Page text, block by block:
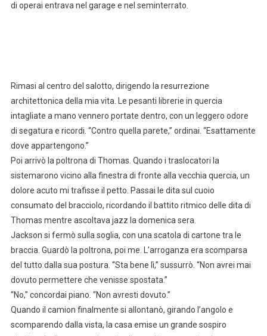
di operai entrava nel garage e nel seminterrato.
Rimasi al centro del salotto, dirigendo la resurrezione
architettonica della mia vita. Le pesanti librerie in quercia
intagliate a mano vennero portate dentro, con un leggero odore
di segatura e ricordi. “Contro quella parete,” ordinai. “Esattamente
dove appartengono.”
Poi arrivò la poltrona di Thomas. Quando i traslocatori la
sistemarono vicino alla finestra di fronte alla vecchia quercia, un
dolore acuto mi trafisse il petto. Passai le dita sul cuoio
consumato del bracciolo, ricordando il battito ritmico delle dita di
Thomas mentre ascoltava jazz la domenica sera.
Jackson si fermò sulla soglia, con una scatola di cartone tra le
braccia. Guardò la poltrona, poi me. L’arroganza era scomparsa
del tutto dalla sua postura. “Sta bene lì,” sussurrò. “Non avrei mai
dovuto permettere che venisse spostata.”
“No,” concordai piano. “Non avresti dovuto.”
Quando il camion finalmente si allontanò, girando l’angolo e
scomparendo dalla vista, la casa emise un grande sospiro